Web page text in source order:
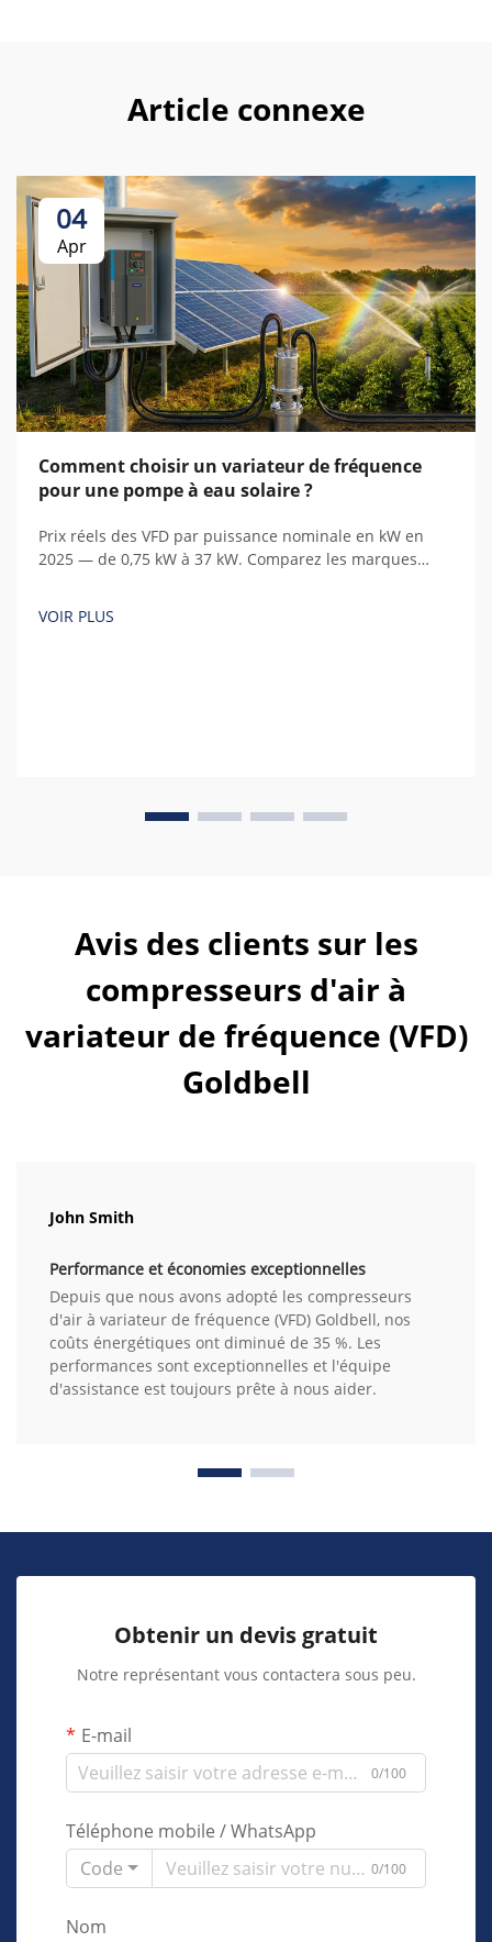
Article connexe
04
Apr
Comment choisir un variateur de fréquence
pour une pompe à eau solaire ?
Prix réels des VFD par puissance nominale en kW en
2025 — de 0,75 kW à 37 kW. Comparez les marques
VOIR PLUS
Avis des clients sur les
compresseurs d'air à
variateur de fréquence (VFD)
Goldbell
John Smith
Performance et économies exceptionnelles
Depuis que nous avons adopté les compresseurs
d'air à variateur de fréquence (VFD) Goldbell, nos
coûts énergétiques ont diminué de 35 %. Les
performances sont exceptionnelles et l'équipe
d'assistance est toujours prête à nous aider.
Obtenir un devis gratuit
Notre représentant vous contactera sous peu.
E-mail
0/100
Téléphone mobile / WhatsApp
Code
0/100
Nom